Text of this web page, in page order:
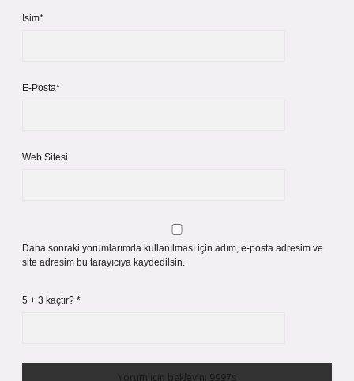
İsim*
E-Posta*
Web Sitesi
Daha sonraki yorumlarımda kullanılması için adım, e-posta adresim ve
site adresim bu tarayıcıya kaydedilsin.
5 + 3 kaçtır? *